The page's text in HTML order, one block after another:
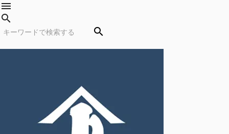
menu
search
search